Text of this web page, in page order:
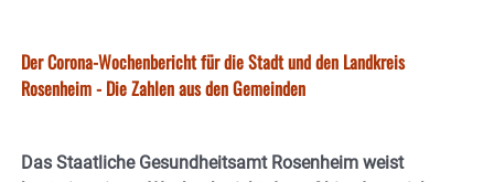
Der Corona-Wochenbericht für die Stadt und den Landkreis
Rosenheim - Die Zahlen aus den Gemeinden
Das Staatliche Gesundheitsamt Rosenheim weist